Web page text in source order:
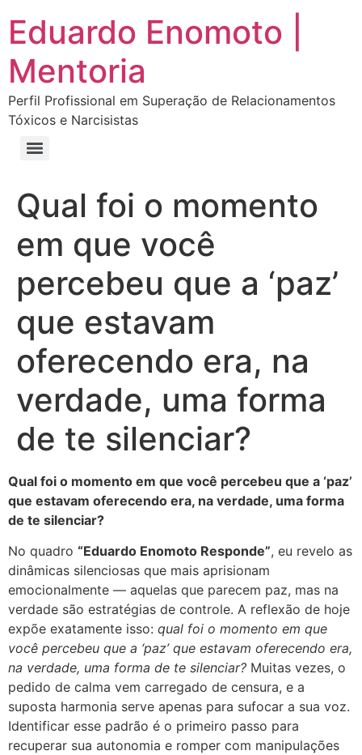
Eduardo Enomoto |
Mentoria
Perfil Profissional em Superação de Relacionamentos
Tóxicos e Narcisistas
Qual foi o momento
em que você
percebeu que a ‘paz’
que estavam
oferecendo era, na
verdade, uma forma
de te silenciar?
Qual foi o momento em que você percebeu que a ‘paz’
que estavam oferecendo era, na verdade, uma forma
de te silenciar?
No quadro “Eduardo Enomoto Responde”, eu revelo as
dinâmicas silenciosas que mais aprisionam
emocionalmente — aquelas que parecem paz, mas na
verdade são estratégias de controle. A reflexão de hoje
expõe exatamente isso: qual foi o momento em que
você percebeu que a ‘paz’ que estavam oferecendo era,
na verdade, uma forma de te silenciar? Muitas vezes, o
pedido de calma vem carregado de censura, e a
suposta harmonia serve apenas para sufocar a sua voz.
Identificar esse padrão é o primeiro passo para
recuperar sua autonomia e romper com manipulações